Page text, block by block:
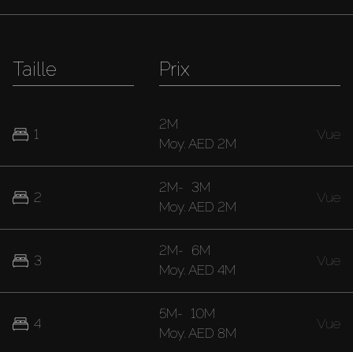
Taille
1
2
3
4
Prix
2M
Moy. AED 2M
Vue
2M- 3M
Moy. AED 2M
Vue
2M- 6M
Moy. AED 4M
Vue
5M- 10M
Moy. AED 8M
Vue